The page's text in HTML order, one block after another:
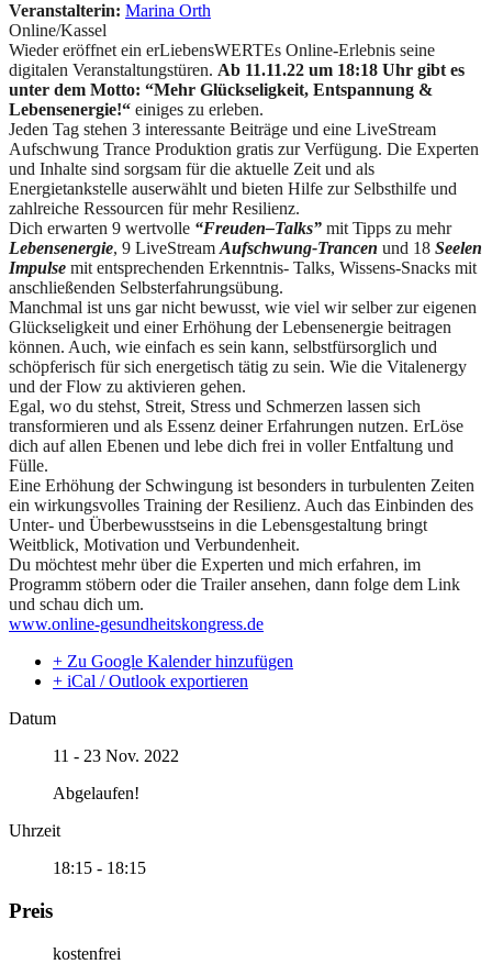
Veranstalterin: Marina Orth
Online/Kassel
Wieder eröffnet ein erLiebensWERTEs Online-Erlebnis seine
digitalen Veranstaltungstüren. Ab 11.11.22 um 18:18 Uhr gibt es
unter dem Motto: “Mehr Glückseligkeit, Entspannung &
Lebensenergie!“ einiges zu erleben.
Jeden Tag stehen 3 interessante Beiträge und eine LiveStream
Aufschwung Trance Produktion gratis zur Verfügung. Die Experten
und Inhalte sind sorgsam für die aktuelle Zeit und als
Energietankstelle auserwählt und bieten Hilfe zur Selbsthilfe und
zahlreiche Ressourcen für mehr Resilienz.
Dich erwarten 9 wertvolle “Freuden–Talks” mit Tipps zu mehr
Lebensenergie, 9 LiveStreamAufschwung-Trancen und 18 Seelen
Impulse mit entsprechenden Erkenntnis- Talks, Wissens-Snacks mit
anschließenden Selbsterfahrungsübung.
Manchmal ist uns gar nicht bewusst, wie viel wir selber zur eigenen
Glückseligkeit und einer Erhöhung der Lebensenergie beitragen
können. Auch, wie einfach es sein kann, selbstfürsorglich und
schöpferisch für sich energetisch tätig zu sein. Wie die Vitalenergy
und der Flow zu aktivieren gehen.
Egal, wo du stehst, Streit, Stress und Schmerzen lassen sich
transformieren und als Essenz deiner Erfahrungen nutzen. ErLöse
dich auf allen Ebenen und lebe dich frei in voller Entfaltung und
Fülle.
Eine Erhöhung der Schwingung ist besonders in turbulenten Zeiten
ein wirkungsvolles Training der Resilienz. Auch das Einbinden des
Unter- und Überbewusstseins in die Lebensgestaltung bringt
Weitblick, Motivation und Verbundenheit.
Du möchtest mehr über die Experten und mich erfahren, im
Programm stöbern oder die Trailer ansehen, dann folge dem Link
und schau dich um.
www.online-gesundheitskongress.de
+ Zu Google Kalender hinzufügen
+ iCal / Outlook exportieren
Datum
11 - 23 Nov. 2022
Abgelaufen!
Uhrzeit
18:15 - 18:15
Preis
kostenfrei